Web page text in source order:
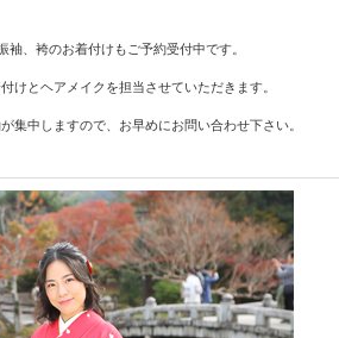
袖、袴のお着付けもご予約受付中です。
けとヘアメイクを担当させていただきます。
集中しますので、お早めにお問い合わせ下さい。